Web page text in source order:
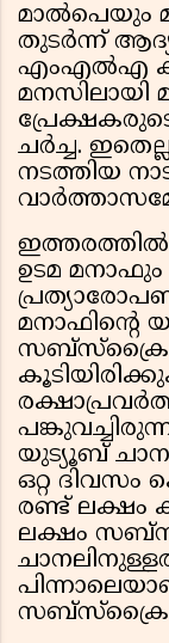
മാല്‍പെയും
തുടര്‍ന്ന്
എംഎല്‍എ
മനസിലായി
ചര്‍ച്ച.
നടത്തിയ
ഉടമ
മനാഫിന്റെ
യുട്യൂബ്
ഒറ്റ ദിവസം
രണ്ട് ലക്ഷം
ലക്ഷം